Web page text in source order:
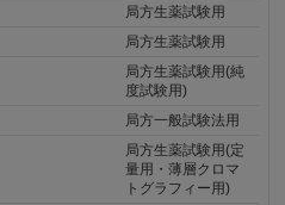
局方生薬試験用
局方生薬試験用
局方生薬試験用(純
度試験用)
局方一般試験法用
局方生薬試験用(定
量用・薄層クロマ
トグラフィー用)